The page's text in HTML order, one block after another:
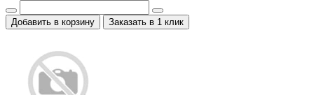
Добавить в корзину Заказать в 1 клик